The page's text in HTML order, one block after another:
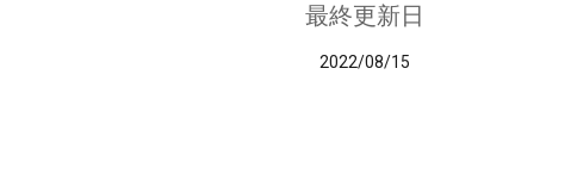
最終更新日
2022/08/15